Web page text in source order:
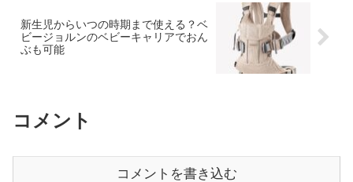
新生児からいつの時期まで使える？ベ
ビージョルンのベビーキャリアでおん
ぶも可能
コメント
コメントを書き込む